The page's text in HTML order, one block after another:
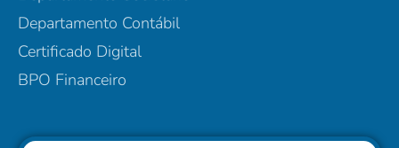
Departamento Contábil
Certificado Digital
BPO Financeiro